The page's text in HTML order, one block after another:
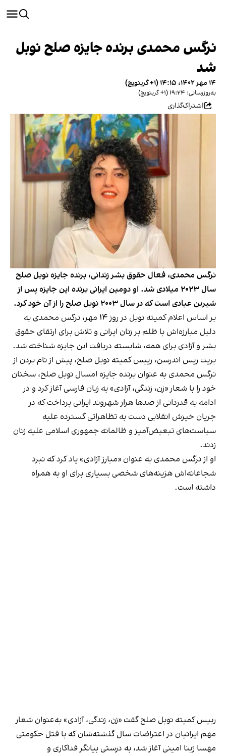
نرگس محمدی برنده جایزه صلح نوبل
شد
۱۴ مهر ۱۴۰۲، ۱۴:۱۵ (‎+۱ گرینویچ)
به‌روزرسانی: ۱۹:۲۴ (‎+۱ گرینویچ)
اشتراک‌گذاری
نرگس محمدی، فعال حقوق بشر زندانی، برنده جایزه نوبل صلح
سال ۲۰۲۳ میلادی شد. او دومین ایرانی برنده این جایزه پس از
شیرین عبادی است که در سال ۲۰۰۳ نوبل صلح را از آن خود کرد.
بر اساس اعلام کمیته نوبل در روز ۱۴ مهر، نرگس محمدی به
دلیل مبارزه‌اش با ظلم بر زنان ایرانی و تلاش برای ارتقای حقوق
بشر و آزادی برای همه، شایسته دریافت این جایزه شناخته شد.
بریت ریس اندرسن، رییس کمیته نوبل صلح، پیش از نام بردن از
نرگس محمدی به عنوان برنده جایزه امسال نوبل صلح، سخنان
خود را با شعار «زن، زندگی، آزادی» به زبان فارسی آغاز کرد و در
ادامه به قدردانی از صدها هزار شهروند ایرانی پرداخت که در
جریان خیزش انقلابی دست به تظاهراتی گسترده علیه
سیاست‌های تبعیض‌آمیز و ظالمانه جمهوری اسلامی علیه زنان
زدند.
او از نرگس محمدی به عنوان «مبارز آزادی» یاد کرد که نبرد
شجاعانه‌اش هزینه‌های شخصی بسیاری برای او به همراه
داشته است.
رییس کمیته نوبل صلح گفت «زن، زندگی، آزادی» به‌عنوان شعار
مهم ایرانیان در اعتراضات سال گذشته‌شان که با قتل حکومتی
مهسا ژینا امینی آغاز شد، به درستی بیانگر فداکاری و